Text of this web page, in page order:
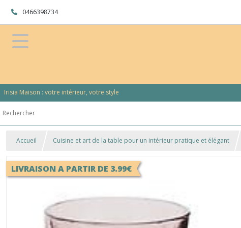
0466398734
Irisia Maison : votre intérieur, votre style
Accueil Cuisine et art de la table pour un intérieur pratique et élégant
LIVRAISON A PARTIR DE 3.99€